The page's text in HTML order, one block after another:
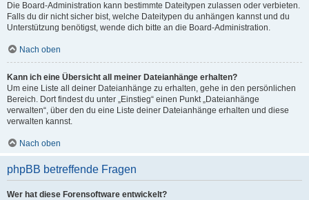
Die Board-Administration kann bestimmte Dateitypen zulassen oder verbieten.
Falls du dir nicht sicher bist, welche Dateitypen du anhängen kannst und du
Unterstützung benötigst, wende dich bitte an die Board-Administration.
Nach oben
Kann ich eine Übersicht all meiner Dateianhänge erhalten?
Um eine Liste all deiner Dateianhänge zu erhalten, gehe in den persönlichen
Bereich. Dort findest du unter „Einstieg“ einen Punkt „Dateianhänge
verwalten“, über den du eine Liste deiner Dateianhänge erhalten und diese
verwalten kannst.
Nach oben
phpBB betreffende Fragen
Wer hat diese Forensoftware entwickelt?